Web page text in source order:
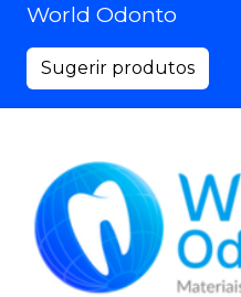
World Odonto
Sugerir produtos